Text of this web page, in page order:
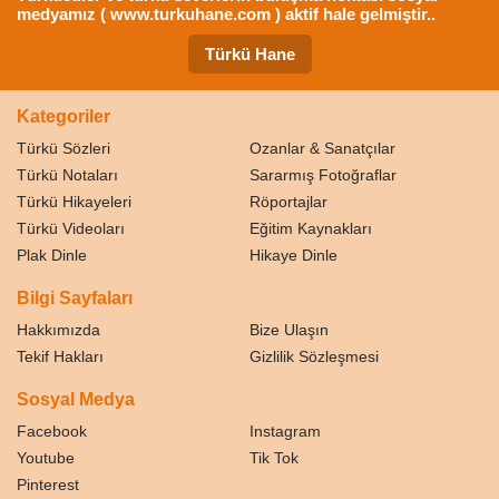
medyamız ( www.turkuhane.com ) aktif hale gelmiştir..
Türkü Hane
Kategoriler
Türkü Sözleri
Ozanlar & Sanatçılar
Türkü Notaları
Sararmış Fotoğraflar
Türkü Hikayeleri
Röportajlar
Türkü Videoları
Eğitim Kaynakları
Plak Dinle
Hikaye Dinle
Bilgi Sayfaları
Hakkımızda
Bize Ulaşın
Tekif Hakları
Gizlilik Sözleşmesi
Sosyal Medya
Facebook
Instagram
Youtube
Tik Tok
Pinterest